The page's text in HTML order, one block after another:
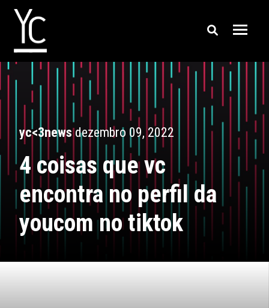
yc<3newsdezembro 09, 2022
4 coisas que vc
encontra no perfil da
youcom no tiktok